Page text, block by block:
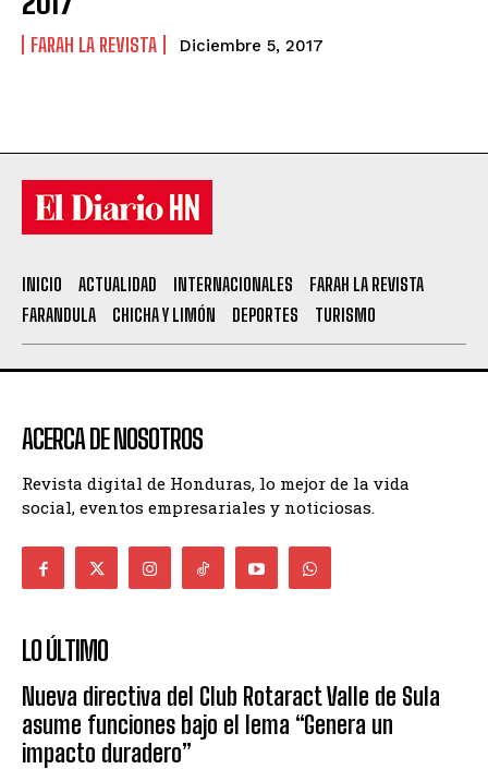
FARAH LA REVISTA Diciembre 5, 2017
INICIO ACTUALIDAD INTERNACIONALES
FARAH LA REVISTA
FARANDULA
CHICHA Y LIMÓN DEPORTES TURISMO
ACERCA DE NOSOTROS
Revista digital de Honduras, lo mejor de la vida
social, eventos empresariales y noticiosas.
LO ÚLTIMO
Nueva directiva del Club Rotaract Valle de Sula
asume funciones bajo el lema “Genera un
impacto duradero”